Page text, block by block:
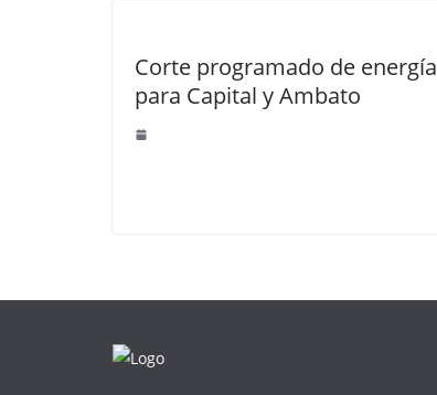
Corte programado de energía
para Capital y Ambato